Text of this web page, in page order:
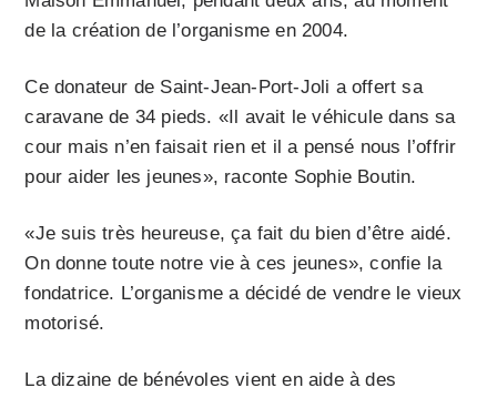
de la création de l’organisme en 2004.
Ce donateur de Saint-Jean-Port-Joli a offert sa
caravane de 34 pieds. «Il avait le véhicule dans sa
cour mais n’en faisait rien et il a pensé nous l’offrir
pour aider les jeunes», raconte Sophie Boutin.
«Je suis très heureuse, ça fait du bien d’être aidé.
On donne toute notre vie à ces jeunes», confie la
fondatrice. L’organisme a décidé de vendre le vieux
motorisé.
La dizaine de bénévoles vient en aide à des